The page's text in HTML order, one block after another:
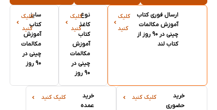
ارسال فوری کتاب
آموزش مکالمات
چینی در 90 روز از
کتاب لند
کلیک
کنید
نوع
کاغذ
کتاب
آموزش
مکالمات
چینی در
90 روز
کلیک
کنید
سایز
کتاب
آموزش
مکالمات
چینی در
90 روز
کلیک
کنید
خرید
حضوری
کلیک کنید
خرید
عمده
کلیک کنید